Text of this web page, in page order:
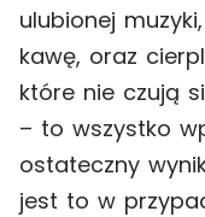
ulubionej
kawę, oraz
które nie czują
– to wszystko
ostateczny
jest to w